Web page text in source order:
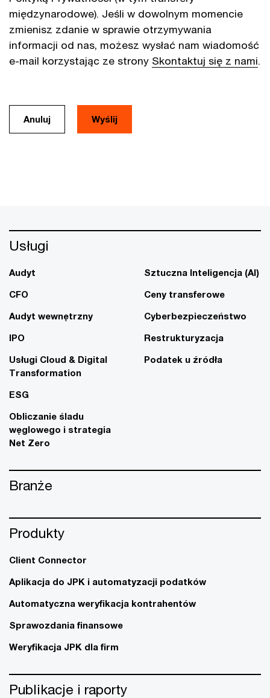
międzynarodowe). Jeśli w dowolnym momencie
zmienisz zdanie w sprawie otrzymywania
informacji od nas, możesz wysłać nam wiadomość
e-mail korzystając ze strony Skontaktuj się z nami.
Anuluj
Usługi
Audyt
CFO
Audyt wewnętrzny
IPO
Usługi Cloud & Digital
Transformation
ESG
Obliczanie śladu
węglowego i strategia
Net Zero
Sztuczna Inteligencja (AI)
Ceny transferowe
Cyberbezpieczeństwo
Restrukturyzacja
Podatek u źródła
Branże
Produkty
Client Connector
Aplikacja do JPK i automatyzacji podatków
Automatyczna weryfikacja kontrahentów
Sprawozdania finansowe
Weryfikacja JPK dla firm
Publikacje i raporty